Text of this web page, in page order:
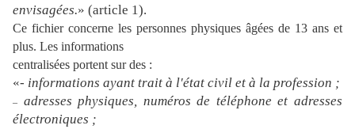
envisagées.» (article 1).
Ce fichier concerne les personnes physiques âgées de 13 ans et
plus. Les informations
centralisées portent sur des :
«- informations ayant trait à l'état civil et à la profession ;
– adresses physiques, numéros de téléphone et adresses
électroniques ;